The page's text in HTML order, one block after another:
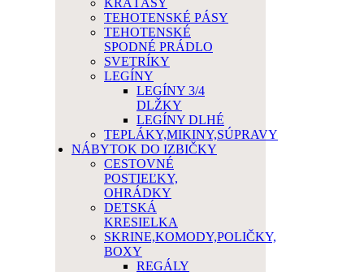
KRAŤASY
TEHOTENSKÉ PÁSY
TEHOTENSKÉ
SPODNÉ PRÁDLO
SVETRÍKY
LEGÍNY
LEGÍNY 3/4
DLŽKY
LEGÍNY DLHÉ
TEPLÁKY,MIKINY,SÚPRAVY
NÁBYTOK DO IZBIČKY
CESTOVNÉ
POSTIEĽKY,
OHRÁDKY
DETSKÁ
KRESIELKA
SKRINE,KOMODY,POLIČKY,
BOXY
REGÁLY